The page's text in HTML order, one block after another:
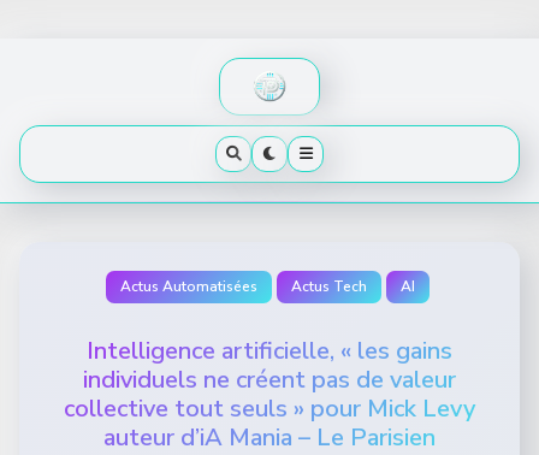
Actus Automatisées Actus Tech AI
Intelligence artificielle, « les gains
individuels ne créent pas de valeur
collective tout seuls » pour Mick Levy
auteur d’iA Mania – Le Parisien